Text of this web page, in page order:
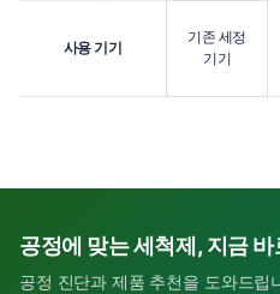
사용 기기
기존 세정
기기
공정에 맞는 세척제, 지금
공정 진단과 제품 추천을 도와드립